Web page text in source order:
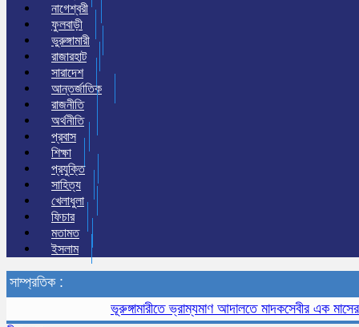
নাগেশ্বরী
ফুলবাড়ী
ভুরুঙ্গামারী
রাজারহাট
সারাদেশ
আন্তর্জাতিক
রাজনীতি
অর্থনীতি
প্রবাস
শিক্ষা
প্রযুক্তি
সাহিত্য
খেলাধুলা
ফিচার
মতামত
ইসলাম
সাম্প্রতিক :
ভূরুঙ্গামারীতে ভ্রাম্যমাণ আদালতে মাদকসেবীর এক মাসের